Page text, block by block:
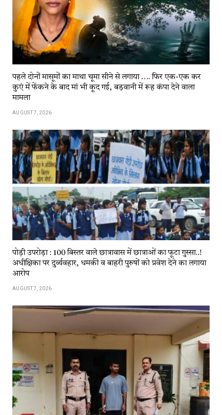
पहले दोनों मासूमों का माथा चूमा सीने से लगाया …. फिर एक-एक कर
कुएं में फेंकने के बाद मां भी कूद गई, बड़वानी में रूह कंपा देने वाला
मामला
AUGUST 7, 2026
पोड़ी उपरोड़ा : 100 बिस्तर वाले छात्रावास में छात्राओं का फूटा गुस्सा..!
अधीक्षिका पर दुर्व्यवहार, धमकी व बाहरी पुरुषों को प्रवेश देने का लगाया
आरोप
AUGUST 7, 2026